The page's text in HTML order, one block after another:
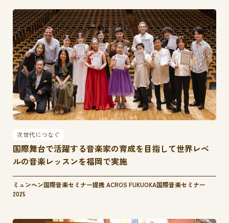
次世代につなぐ
国際舞台で活躍する音楽家の育成を目指して世界レベ
ルの音楽レッスンを福岡で実施
ミュンヘン国際音楽セミナー提携 ACROS FUKUOKA国際音楽セミナー
2025